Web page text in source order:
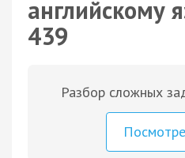
английскому
439
Разбор сложных